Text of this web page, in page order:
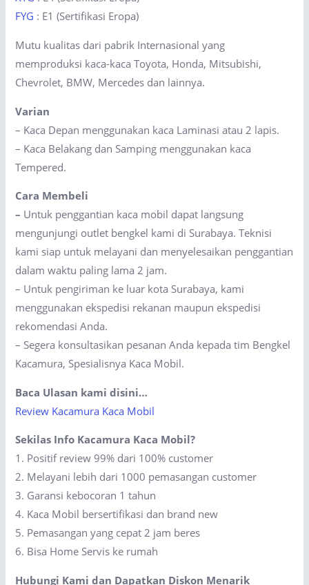
FYG : E1 (Sertifikasi Eropa)
Mutu kualitas dari pabrik Internasional yang
memproduksi kaca-kaca Toyota, Honda, Mitsubishi,
Chevrolet, BMW, Mercedes dan lainnya.
Varian
– Kaca Depan menggunakan kaca Laminasi atau 2 lapis.
– Kaca Belakang dan Samping menggunakan kaca
Tempered.
Cara Membeli
– Untuk penggantian kaca mobil dapat langsung
mengunjungi outlet bengkel kami di Surabaya. Teknisi
kami siap untuk melayani dan menyelesaikan penggantian
dalam waktu paling lama 2 jam.
– Untuk pengiriman ke luar kota Surabaya, kami
menggunakan ekspedisi rekanan maupun ekspedisi
rekomendasi Anda.
– Segera konsultasikan pesanan Anda kepada tim Bengkel
Kacamura, Spesialisnya Kaca Mobil.
Baca Ulasan kami disini…
Review Kacamura Kaca Mobil
Sekilas Info Kacamura Kaca Mobil?
1. Positif review 99% dari 100% customer
2. Melayani lebih dari 1000 pemasangan customer
3. Garansi kebocoran 1 tahun
4. Kaca Mobil bersertifikasi dan brand new
5. Pemasangan yang cepat 2 jam beres
6. Bisa Home Servis ke rumah
Hubungi Kami dan Dapatkan Diskon Menarik